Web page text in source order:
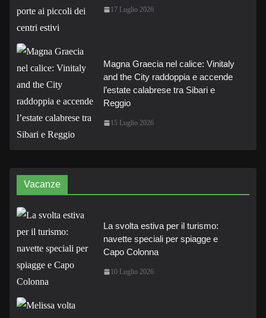
17 Luglio 2026
Magna Graecia nel calice: Vinitaly
and the City raddoppia e accende
l’estate calabrese tra Sibari e
Reggio
15 Luglio 2026
Vacanze
La svolta estiva per il turismo:
navette speciali per spiagge e
Capo Colonna
10 Luglio 2026